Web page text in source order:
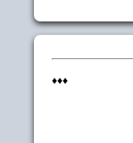
♦♦♦